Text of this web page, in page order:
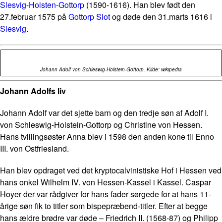
Slesvig-Holsten-Gottorp (1590-1616). Han blev født den
27.februar 1575 påGottorp Slotog døde den 31.marts 1616 i
Slesvig.
Johann Adolf von Schleswig-Holstein-Gottorp. Kilde: wikipedia
Johann Adolfs liv
Johann Adolf var det sjette barn og den tredje søn af Adolf I.
von Schleswig-Holstein-Gottorp og Christine von Hessen.
Hans tvillingsøster Anna blev i 1598 den anden kone til Enno
III. von Ostfriesland.
Han blev opdraget ved det kryptocalvinistiske Hof i Hessen ved
hans onkel Wilhelm IV. von Hessen-Kassel i Kassel. Caspar
Hoyer der var rådgiver for hans fader sørgede for at hans 11-
årige søn fik to titler som bispepræbend-titler. Efter at begge
hans ældre brødre var døde – Friedrich II. (1568-87) og Philipp